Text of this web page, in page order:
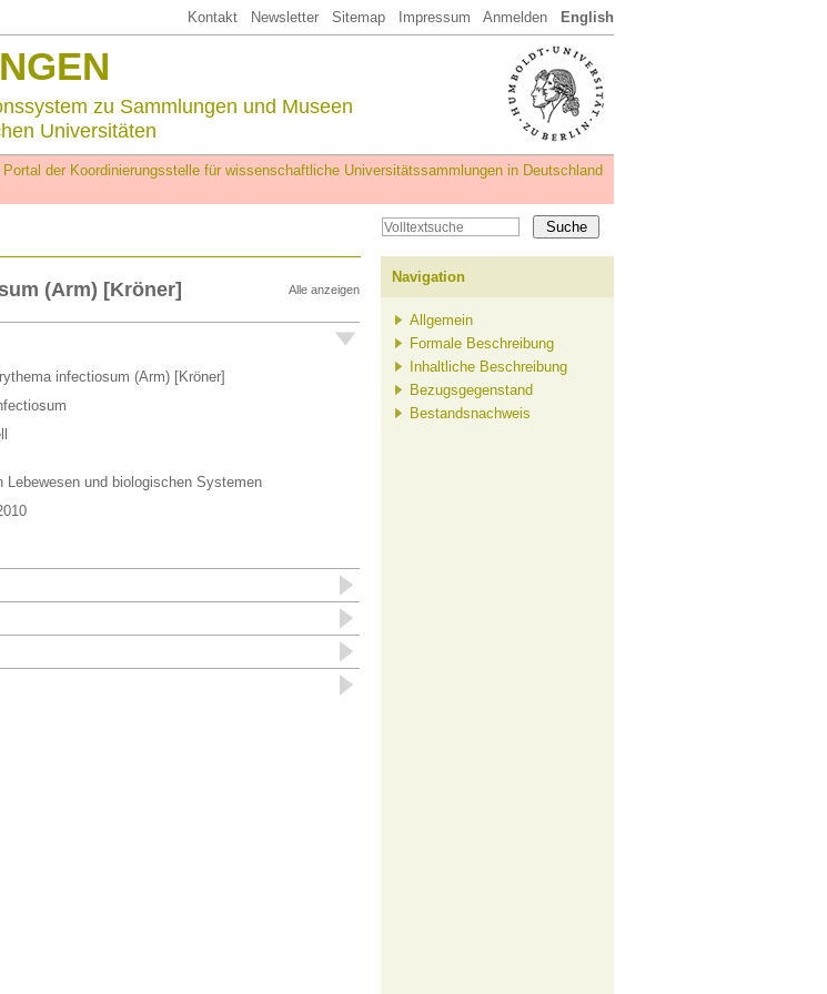
Kontakt Newsletter Sitemap Impressum Anmelden English
zu Sammlungen und Museen
Universitäten
Portal der Koordinierungsstelle für wissenschaftliche Universitätssammlungen in Deutschland
Alle anzeigen
(Arm) [Kröner]
infectiosum (Arm) [Kröner]
Lebewesen und biologischen Systemen
Navigation
Allgemein
Formale Beschreibung
Inhaltliche Beschreibung
Bezugsgegenstand
Bestandsnachweis